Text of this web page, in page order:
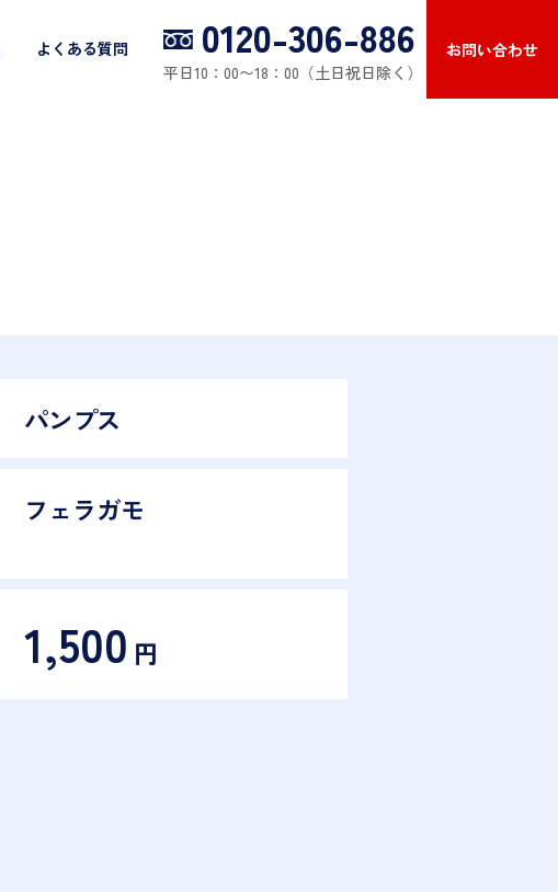
よくある質問 0120-306-886
平日10：00〜18：00（土日祝日除く）
お問い合わせ
パンプス
フェラガモ
1,500 円